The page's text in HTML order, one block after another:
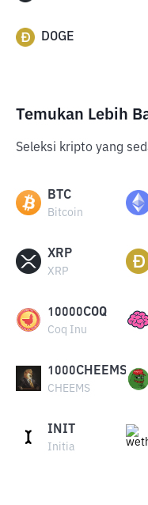
DOGE
Temukan Lebih
Seleksi kripto yang
BTC
Bitcoin
XRP
XRP
10000COQ
Coq Inu
1000CHEEMS
CHEEMS
INIT
Initia